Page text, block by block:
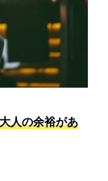
人の余裕があ